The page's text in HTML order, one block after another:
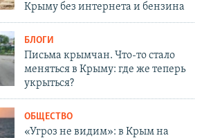
Крыму без интернета и бензина
БЛОГИ
Письма крымчан. Что-то стало
меняться в Крыму: где же теперь
укрыться?
ОБЩЕСТВО
«Угроз не видим»: в Крым на